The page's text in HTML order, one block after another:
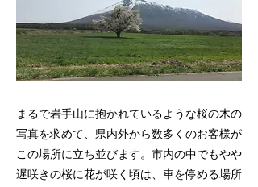
まるで岩手山に抱かれているような桜の木の
写真を求めて、県内外から数多くのお客様が
この場所に立ち並びます。市内の中でもやや
遅咲きの桜に花が咲く頃は、車を停める場所